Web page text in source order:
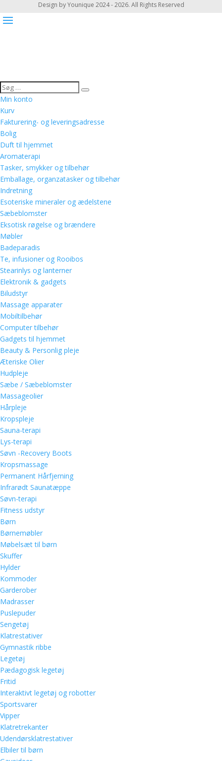
Design by Younique 2024 - 2026. All Rights Reserved
Min konto
Kurv
Fakturering- og leveringsadresse
Bolig
Duft til hjemmet
Aromaterapi
Tasker, smykker og tilbehør
Emballage, organzatasker og tilbehør
Indretning
Esoteriske mineraler og ædelstene
Sæbeblomster
Eksotisk røgelse og brændere
Møbler
Badeparadis
Te, infusioner og Rooibos
Stearinlys og lanterner
Elektronik & gadgets
Biludstyr
Massage apparater
Mobiltilbehør
Computer tilbehør
Gadgets til hjemmet
Beauty & Personlig pleje
Æteriske Olier
Hudpleje
Sæbe / Sæbeblomster
Massageolier
Hårpleje
Kropspleje
Sauna-terapi
Lys-terapi
Søvn -Recovery Boots
Kropsmassage
Permanent Hårfjerning
Infrarødt Saunatæppe
Søvn-terapi
Fitness udstyr
Børn
Børnemøbler
Møbelsæt til børn
Skuffer
Hylder
Kommoder
Garderober
Madrasser
Puslepuder
Sengetøj
Klatrestativer
Gymnastik ribbe
Legetøj
Pædagogisk legetøj
Fritid
Interaktivt legetøj og robotter
Sportsvarer
Vipper
Klatretrekanter
Udendørsklatrestativer
Elbiler til børn